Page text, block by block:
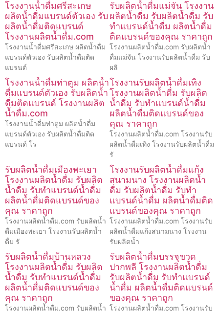
โรงงานน้ำดื่มศรีสะเกษ
ผลิตน้ำดื่มแบรนด์ตัวเอง รับ
ผลิตน้ำดื่มติดแบรนด์
โรงงานผลิตน้ำดื่ม.com
โรงงานน้ำดื่มศรีสะเกษ ผลิตน้ำดื่ม
แบรนด์ตัวเอง รับผลิตน้ำดื่มติด
แบรนด์
รับผลิตน้ำดื่มแม่จัน โรงงาน
ผลิตน้ำดื่ม รับผลิตน้ำดื่ม รับ
ทำแบรนด์น้ำดื่ม ผลิตน้ำดื่ม
ติดแบรนด์ของคุณ ราคาถูก
โรงงานผลิตน้ำดื่ม.com รับผลิตน้ำ
ดื่มแม่จัน โรงงานรับผลิตน้ำดื่ม รับ
ผลิ
โรงงานน้ำดื่มท่าตูม ผลิตน้ำ
ดื่มแบรนด์ตัวเอง รับผลิตน้ำ
ดื่มติดแบรนด์ โรงงานผลิต
น้ำดื่ม.com
โรงงานน้ำดื่มท่าตูม ผลิตน้ำดื่ม
แบรนด์ตัวเอง รับผลิตน้ำดื่มติด
แบรนด์ โร
โรงงานรับผลิตน้ำดื่มเทิง
โรงงานผลิตน้ำดื่ม รับผลิต
น้ำดื่ม รับทำแบรนด์น้ำดื่ม
ผลิตน้ำดื่มติดแบรนด์ของ
คุณ ราคาถูก
โรงงานผลิตน้ำดื่ม.com โรงงานรับ
ผลิตน้ำดื่มเทิง โรงงานรับผลิตน้ำดื่ม
รั
รับผลิตน้ำดื่มเมืองพะเยา
โรงงานผลิตน้ำดื่ม รับผลิต
น้ำดื่ม รับทำแบรนด์น้ำดื่ม
ผลิตน้ำดื่มติดแบรนด์ของ
คุณ ราคาถูก
โรงงานผลิตน้ำดื่ม.com รับผลิตน้ำ
ดื่มเมืองพะเยา โรงงานรับผลิตน้ำ
ดื่ม รั
โรงงานรับผลิตน้ำดื่มแก้ง
สนามนาง โรงงานผลิตน้ำ
ดื่ม รับผลิตน้ำดื่ม รับทำ
แบรนด์น้ำดื่ม ผลิตน้ำดื่มติด
แบรนด์ของคุณ ราคาถูก
โรงงานผลิตน้ำดื่ม.com โรงงานรับ
ผลิตน้ำดื่มแก้งสนามนาง โรงงาน
รับผลิตน้ำ
รับผลิตน้ำดื่มบ้านหลวง
โรงงานผลิตน้ำดื่ม รับผลิต
น้ำดื่ม รับทำแบรนด์น้ำดื่ม
ผลิตน้ำดื่มติดแบรนด์ของ
คุณ ราคาถูก
โรงงานผลิตน้ำดื่ม.com รับผลิตน้ำ
รับผลิตน้ำดื่มบรรจุขวด
ปากพลี โรงงานผลิตน้ำดื่ม
รับผลิตน้ำดื่ม รับทำแบรนด์
น้ำดื่ม ผลิตน้ำดื่มติดแบรนด์
ของคุณ ราคาถูก
โรงงานผลิตน้ำดื่ม.com โรงงานรับ